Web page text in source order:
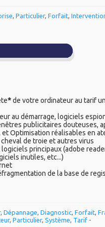
, Particulier, Forfait,
*de votre ordinateur au tarif
au démarrage, logiciels
publicitaires douteuses,
Optimisation réalisables en
de troie et autres virus
principaux (adobe
inutiles, etc...)
de la base de
, Dépannage, Diagnostic, Forfait,
, Particulier, Système, Tarif -